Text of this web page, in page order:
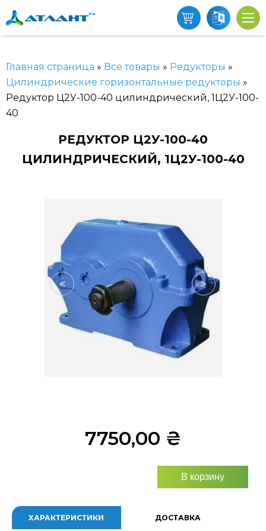
Главная страница » Все товары » Редукторы »
Цилиндрические горизонтальные редукторы »
Редуктор Ц2У-100-40 цилиндрический, 1Ц2У-100-
40
РЕДУКТОР Ц2У-100-40
ЦИЛИНДРИЧЕСКИЙ, 1Ц2У-100-40
< >
7750,00 ₴
В корзину
ХАРАКТЕРИСТИКИ ДОСТАВКА